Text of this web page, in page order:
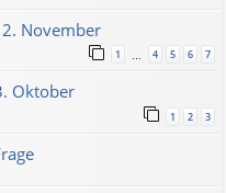
November
1 … 4 5 6 7
Oktober
1 2 3